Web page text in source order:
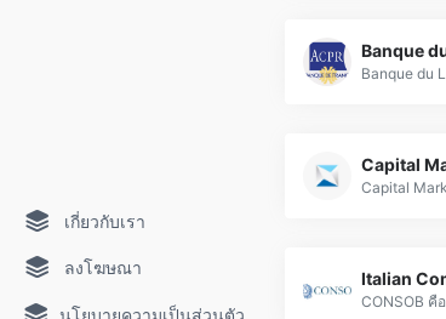
เกี่ยวกับเรา
ลงโฆษณา
นโยบายความเป็นส่วนตัว